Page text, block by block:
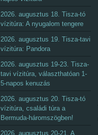
2026. augusztus 18. Tisza-tó
vízitúra: A nyugalom tengere
2026. augusztus 19. Tisza-tavi
vízitúra: Pandora
2026. augusztus 19-23. Tisza-
tavi vízitúra, választhatóan 1-
5-napos kenuzás
2026. augusztus 20. Tisza-tó
vízitúra, családi túra a
Bermuda-háromszögben!
2026. augusztus 20-21. A